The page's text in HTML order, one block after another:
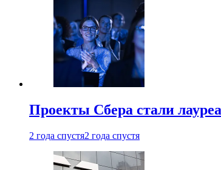
Проекты Сбера стали
2 года спустя2 года спустя